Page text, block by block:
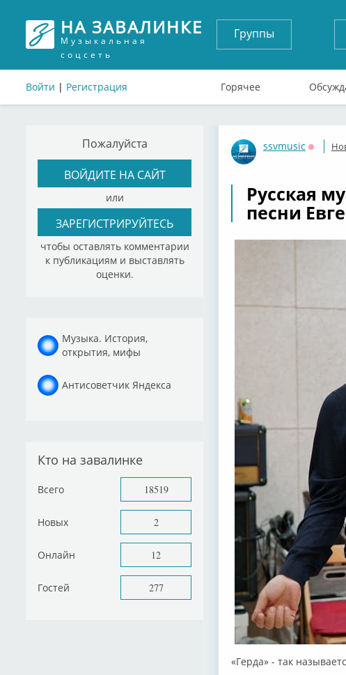
НА ЗАВАЛИНКЕ
Музыкальная
соцсеть
Войти | Регистрация
Группы
Горячее
Пожалуйста
ВОЙДИТЕ НА САЙТ
или
ЗАРЕГИСТРИРУЙТЕСЬ
чтобы оставлять комментарии
к публикациям и выставлять
оценки.
Музыка. История,
открытия, мифы
Антисоветчик Яндекса
Кто на завалинке
Всего 18519
Новых 2
Онлайн 12
Гостей 277
ssvmusic
Русская
песни
«Герда» - так